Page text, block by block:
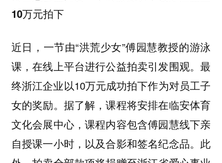
10万元拍下
近日，一节由“洪荒少女”傅园慧教授的游泳
课，在线上平台进行公益拍卖引发围观。最
终浙江企业以10万元成功拍下作为对员工子
女的奖励。据了解，课程将安排在临安体育
文化会展中心，课程内容包含傅园慧线下亲
自授课一小时，以及合影和签名纪念品。此